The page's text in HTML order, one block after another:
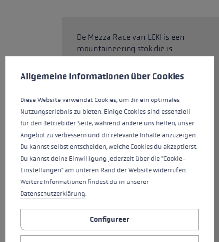
De Mezza Race van LEKI is een
mountaineering stok die is
carboncomposiet materiaal
extreem stabiel. De nieuwe
Nordic Shark biedt nauwkeurige
controle en de beste
krachtoverdracht tijdens de
beklimming. De Shark Loop en
de Quick Release Button maken
het mogelijk om in enkele
seconden in en uit de grip te
Basket biedt betrouwbare grip
op alle ondergronden, het
optillen van de punt van de stok
is verleden tijd. Je kunt de teller
This website uses cookies to give you the best possible experience.
Allgemeine Informationen über Cookies
Diese Website verwendet Cookies, um dir ein optimales
Nutzungserlebnis zu bieten. Einige Cookies sind essenziell
für den Betrieb der Seite, während andere uns helfen, unser
Angebot zu verbessern und dir relevante Inhalte anzuzeigen.
Du kannst selbst entscheiden, welche Cookies du akzeptierst.
Du kannst deine Einwilligung jederzeit über die "Cookie-
Einstellungen" am unteren Rand der Website widerrufen.
Weitere Informationen findest du in unserer
Datenschutzerklärung.
Configureer